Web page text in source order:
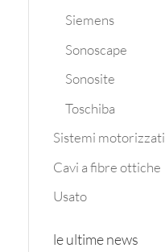
Siemens
Sonoscape
Sonosite
Toschiba
Sistemi motorizzati
Cavi a fibre ottiche
Usato
le ultime news